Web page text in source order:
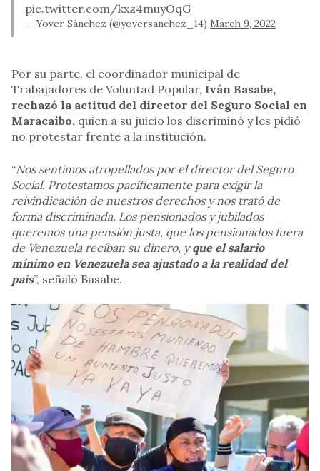
pic.twitter.com/kxz4muyOqG
— Yover Sánchez (@yoversanchez_14) March 9, 2022
Por su parte, el coordinador municipal de
Trabajadores de Voluntad Popular, Iván Basabe,
rechazó la actitud del director del Seguro Social en
Maracaibo, quien a su juicio los discriminó y les pidió
no protestar frente a la institución.
“Nos sentimos atropellados por el director del Seguro
Social. Protestamos pacíficamente para exigir la
reivindicación de nuestros derechos y nos trató de
forma discriminada. Los pensionados y jubilados
queremos una pensión justa, que los pensionados fuera
de Venezuela reciban su dinero, yque el salario
mínimo en Venezuela sea ajustado a la realidad del
país”, señaló Basabe.